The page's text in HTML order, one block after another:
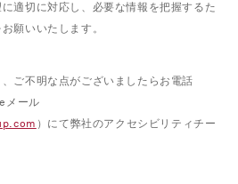
適切に対応し、必要な情報を把握するた
願いいたします。
ご不明な点がございましたらお電話
メール
）にて弊社のアクセシビリティチー